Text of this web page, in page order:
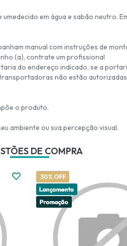
em água e sabão neutro.
manual com instruções de
(a), contrate um profissional
do endereço indicado, se a
não estão
o produto.
ambiente ou sua percepção visual.
DE COMPRA
30% OFF